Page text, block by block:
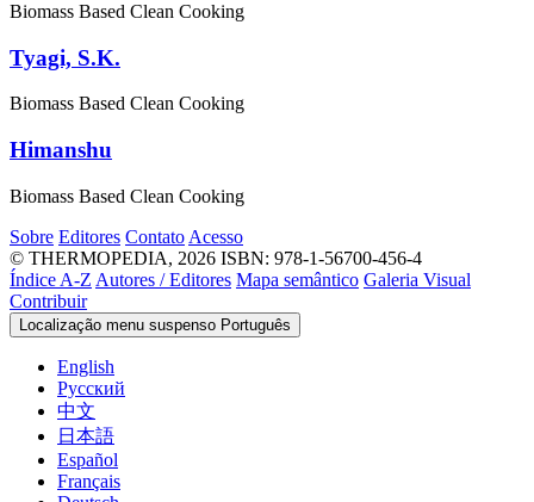
Biomass Based Clean Cooking
Tyagi, S.K.
Biomass Based Clean Cooking
Himanshu
Biomass Based Clean Cooking
Sobre Editores Contato Acesso
© THERMOPEDIA, 2026 ISBN: 978-1-56700-456-4
Índice A-Z Autores / Editores Mapa semântico Galeria Visual
Contribuir
Localização menu suspenso Português
English
Русский
中文
日本語
Español
Français